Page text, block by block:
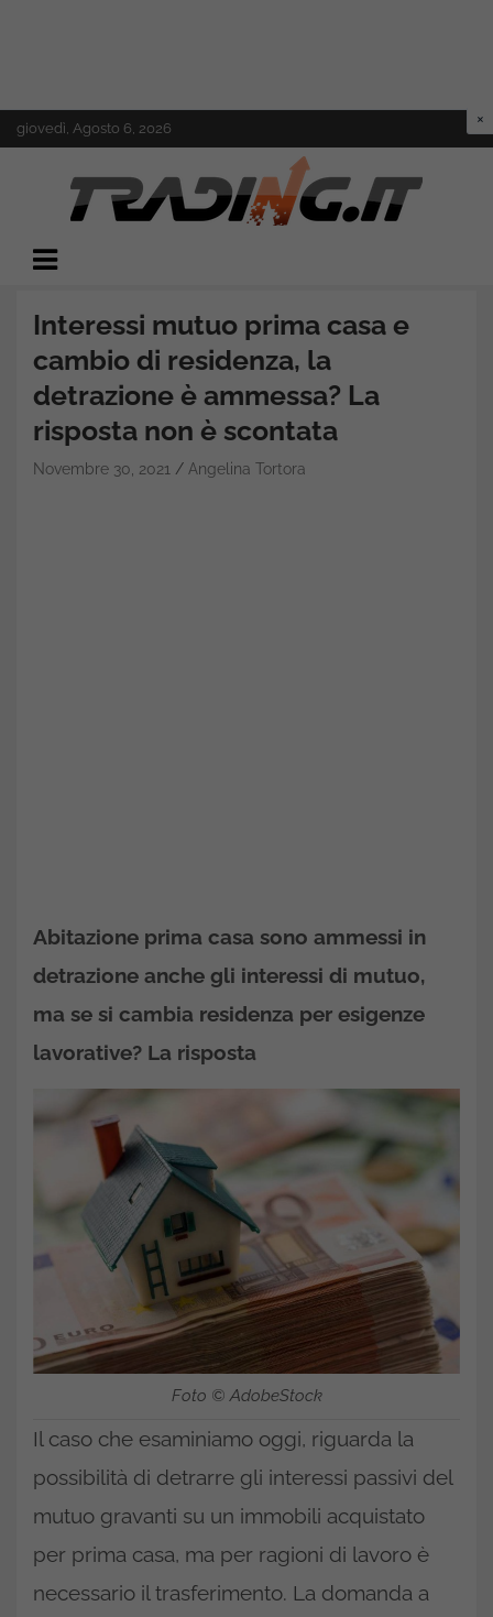
Skip
to
giovedì, Agosto 6, 2026
Trading.it
Interessi mutuo prima casa e
cambio di residenza, la
detrazione è ammessa? La
risposta non è scontata
Novembre 30, 2021 Angelina Tortora
Abitazione prima casa sono ammessi in
detrazione anche gli interessi di mutuo,
ma se si cambia residenza per esigenze
lavorative? La risposta
Foto © AdobeStock
Il caso che esaminiamo oggi, riguarda la
possibilità di detrarre gli interessi passivi del
mutuo gravanti su un immobili acquistato
per prima casa, ma per ragioni di lavoro è
necessario il trasferimento. La domanda a